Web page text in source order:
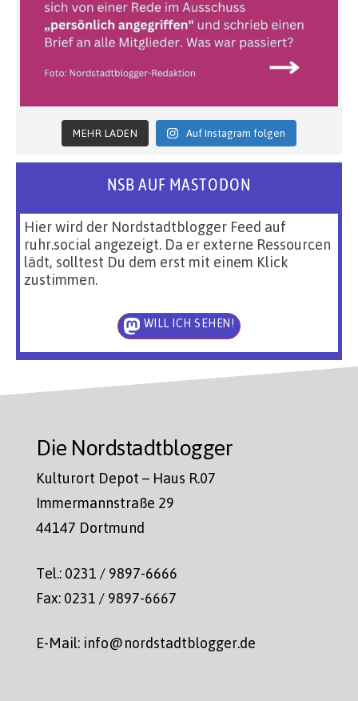
MEHR LADEN Auf Instagram folgen
NSB AUF MASTODON
Hier wird der Nordstadtblogger Feed auf
ruhr.social angezeigt. Da er externe Ressourcen
lädt, solltest Du dem erst mit einem Klick
zustimmen.
WILL ICH SEHEN!
Die Nordstadtblogger
Kulturort Depot – Haus R.07
Immermannstraße 29
44147 Dortmund
Tel.: 0231 / 9897-6666
Fax: 0231 / 9897-6667
E-Mail: info@nordstadtblogger.de